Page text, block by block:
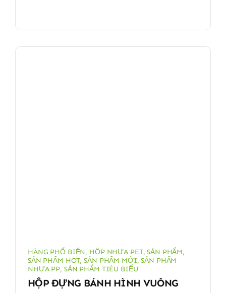
HÀNG PHỔ BIẾN, HỘP NHỰA PET,SẢN PHẨM,
SẢN PHẨM HOT,SẢN PHẨM MỚI,SẢN PHẨM
NHỰA PP, SẢN PHẨM TIÊU BIỂU
HỘP ĐỰNG BÁNH HÌNH VUÔNG